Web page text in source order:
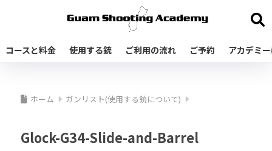
コースと料金 使用する銃 ご利用の流れ ご予約 アカデミ
ホーム ガンリスト(使用する銃について)
Glock-G34-Slide-and-Barrel